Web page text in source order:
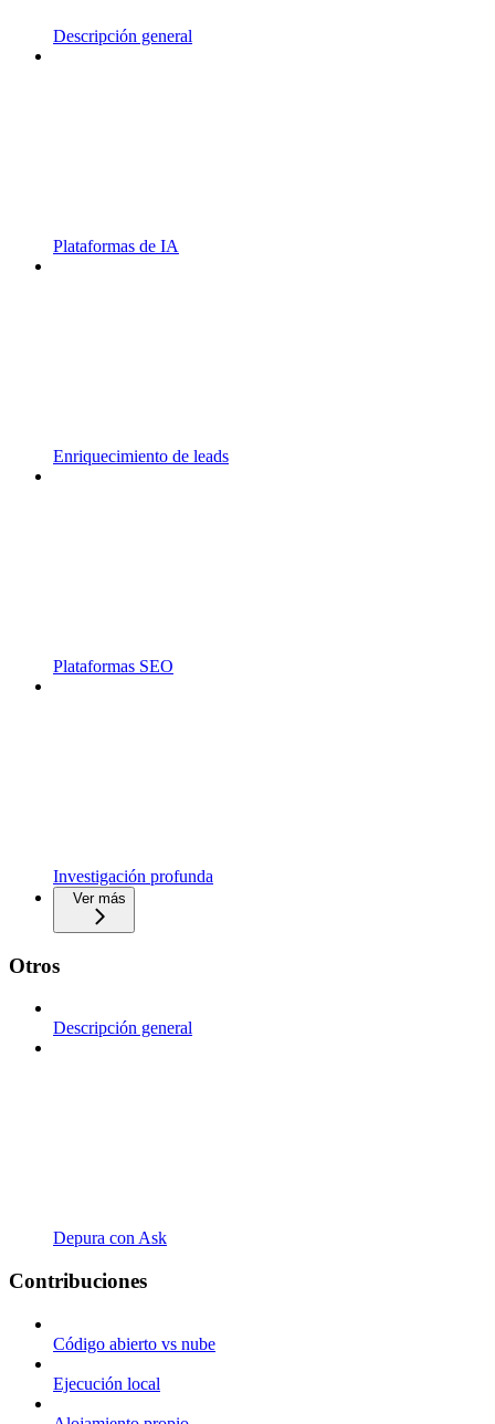
Descripción general
Plataformas de IA
Enriquecimiento de leads
Plataformas SEO
Investigación profunda
Ver más
Otros
Descripción general
Depura con Ask
Contribuciones
Código abierto vs nube
Ejecución local